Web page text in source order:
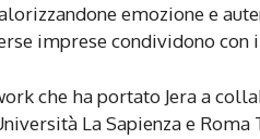
emozione e
imprese condividono con
che ha portato Jera a
La Sapienza e